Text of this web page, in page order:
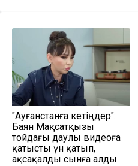
"Ауғанстанға кетіңдер":
Баян Мақсатқызы
тойдағы даулы видеоға
қатысты үн қатып,
ақсақалды сынға алды